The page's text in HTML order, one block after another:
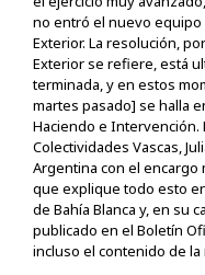
no entró el nuevo equipo
Exterior. La resolución,
Exterior se refiere, está
terminada, y en estos
martes pasado] se halla
Haciendo e Intervención.
Colectividades Vascas,
Argentina con el encargo
que explique todo esto
de Bahía Blanca y, en su
publicado en el Boletín
incluso el contenido de la